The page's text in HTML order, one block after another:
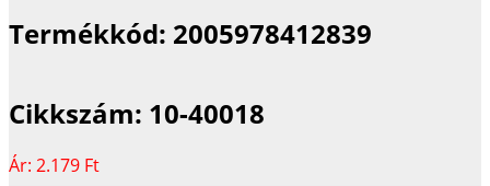
Termékkód: 2005978412839
Cikkszám: 10-40018
Ár: 2.179 Ft